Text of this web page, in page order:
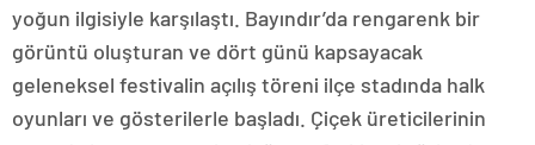
yoğun ilgisiyle karşılaştı. Bayındır’da rengarenk bir
görüntü oluşturan ve dört günü kapsayacak
geleneksel festivalin açılış töreni ilçe stadında halk
oyunları ve gösterilerle başladı. Çiçek üreticilerinin